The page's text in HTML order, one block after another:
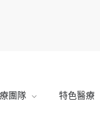
團隊 特色醫療